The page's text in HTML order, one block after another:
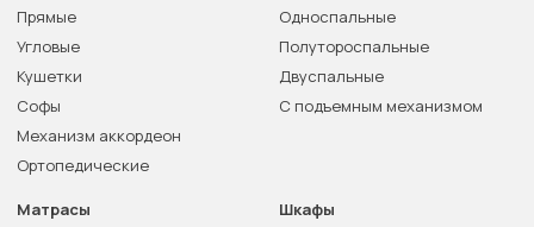
Прямые
Угловые
Кушетки
Софы
Механизм аккордеон
Ортопедические
Односпальные
Полутороспальные
Двуспальные
С подъемным механизмом
Матрасы
Шкафы